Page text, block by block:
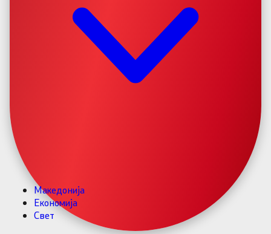
Македонија
Економија
Свет